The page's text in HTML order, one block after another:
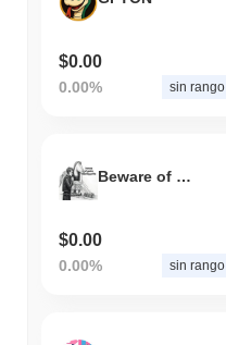
$0.00
0.00% sin rango
Beware of Geeks Bearing Grifts
$0.00
0.00% sin rango